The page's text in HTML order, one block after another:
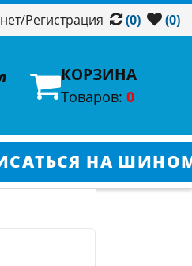
/Регистрация (0) (0)
КОРЗИНА
Товаров: 0
НА